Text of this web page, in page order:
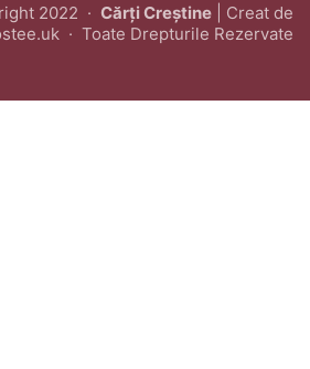
2022 · Cărți Creștine | Creat de
· Toate Drepturile Rezervate